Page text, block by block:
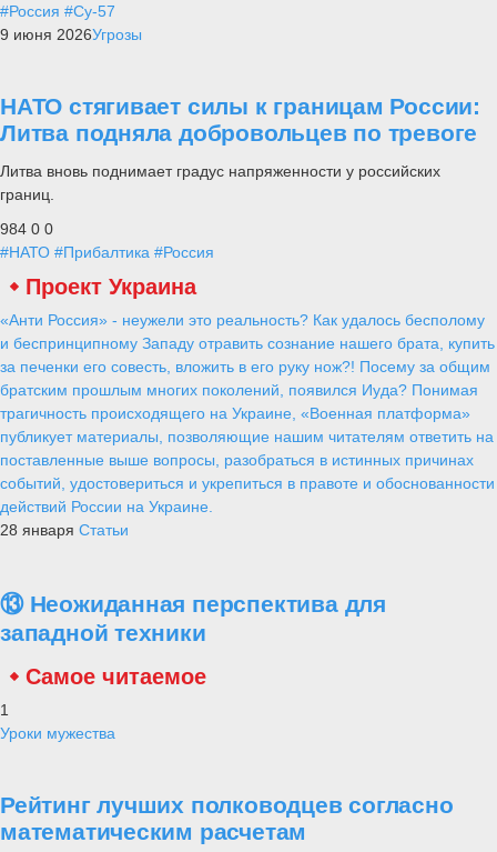
#Россия #Су-57
9 июня 2026Угрозы
НАТО стягивает силы к границам России:
Литва подняла добровольцев по тревоге
Литва вновь поднимает градус напряженности у российских
границ.
984 0 0
#НАТО #Прибалтика #Россия
Проект Украина
«Анти Россия» - неужели это реальность? Как удалось бесполому
и беспринципному Западу отравить сознание нашего брата, купить
за печенки его совесть, вложить в его руку нож?! Посему за общим
братским прошлым многих поколений, появился Иуда? Понимая
трагичность происходящего на Украине, «Военная платформа»
публикует материалы, позволяющие нашим читателям ответить на
поставленные выше вопросы, разобраться в истинных причинах
событий, удостовериться и укрепиться в правоте и обоснованности
действий России на Украине.
28 января Статьи
⑬ Неожиданная перспектива для
западной техники
Самое читаемое
1
Уроки мужества
Рейтинг лучших полководцев согласно
математическим расчетам